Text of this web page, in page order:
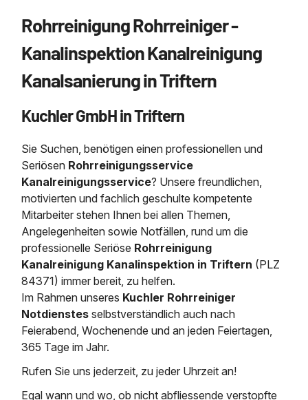
Kanalsanierung
Großprofilsanierung
Schachtsanierung
Kanalinspektion
Grubenentleerung
24h Notdienst
Kosten Preise
Rohrreinigungsdienst
Wasserhaltung
Dükerreinigung
Entsorgung
Entsorgung und
Bohrschlamm
Entsorgung von
Chemisch physikalische
Regenrückhaltebecken
Grubenentleerung und
Sickerschacht Reinigung
Abfallzwischenlager
Austausch von
Schießstandsanierung -
Geschosssandfang
Mobile Schlamm-
Abscheider
Entleerung Entsorgung
Wartung und Vollservice
Prüfung &
Entsorgung
Saugbagger / Luftförderanlage
Be- und Entkiesen von
Entleerung von
Faultürmen per
Saugbagger und Pumpen
Fermenter-Entleerung
Regenrückhaltebecken
Entschlammung
Trockensaugen von
etc.
Weitere Services mit
Heizung / Sanitär
Heizung / Sanitär
Wärmepumpen Zentrum
Brückenentwässerung
Tiefbau
Unternehmen
KUCHLER GRUPPE
Nachhaltigkeit & Umwelt
Referenzen
Stellenangebote
Rohrreinigung Rohrreiniger -
Kanalinspektion Kanalreinigung
Kanalsanierung in Triftern
Kuchler GmbH in Triftern
Sie Suchen, benötigen einen professionellen und
Seriösen Rohrreinigungsservice
Kanalreinigungsservice? Unsere freundlichen,
motivierten und fachlich geschulte kompetente
Mitarbeiter stehen Ihnen bei allen Themen,
Angelegenheiten sowie Notfällen, rund um die
professionelle Seriöse Rohrreinigung
Kanalreinigung Kanalinspektion in Triftern (PLZ
84371) immer bereit, zu helfen.
Im Rahmen unseres Kuchler Rohrreiniger
Notdienstes selbstverständlich auch nach
Feierabend, Wochenende und an jeden Feiertagen,
365 Tage im Jahr.
Rufen Sie uns jederzeit, zu jeder Uhrzeit an!
Egal wann und wo, ob nicht abfliessende verstopfte